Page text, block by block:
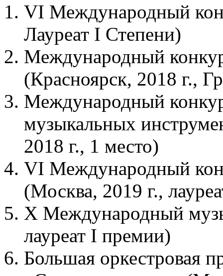
VI Международный
Лауреат I Степени)
Международный
(Красноярск, 2018 г.,
Международный
музыкальных
2018 г., 1 место)
VI Международный
(Москва, 2019 г.,
X Международный
лауреат I премии)
Большая оркестровая